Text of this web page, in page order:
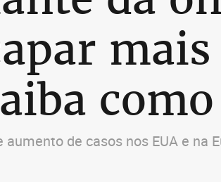
mais
de casos nos EUA e na